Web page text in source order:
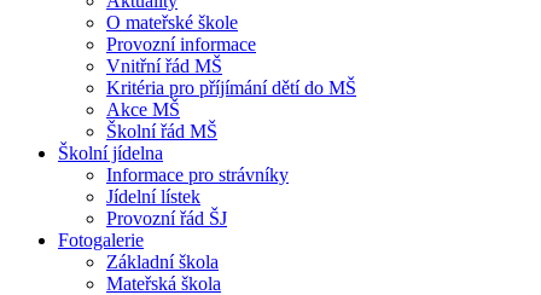
O mateřské škole
Provozní informace
Vnitřní řád MŠ
Kritéria pro příjímání dětí do MŠ
Akce MŠ
Školní řád MŠ
Školní jídelna
Informace pro strávníky
Jídelní lístek
Provozní řád ŠJ
Fotogalerie
Základní škola
Mateřská škola